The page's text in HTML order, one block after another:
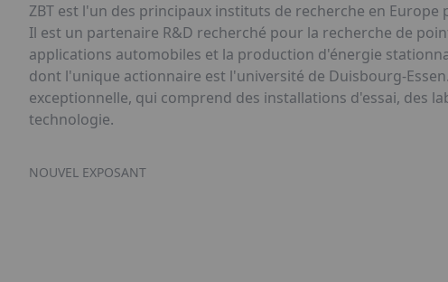
ZBT est l'un des principaux instituts de recherche en
Il est un partenaire R&D recherché pour la recherche de
applications automobiles et la production d'énergie
dont l'unique actionnaire est l'université de Duisbourg-
exceptionnelle, qui comprend des installations d'essai, des
technologie.
NOUVEL EXPOSANT